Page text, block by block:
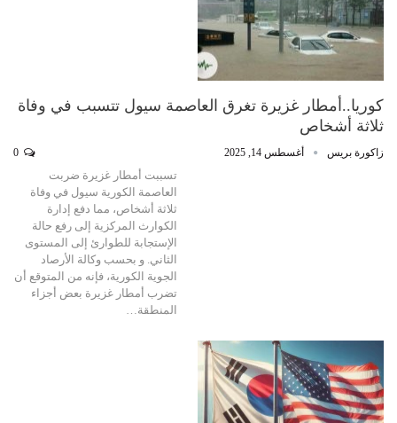
كوريا..أمطار غزيرة تغرق العاصمة سيول تتسبب في وفاة
ثلاثة أشخاص
زاكورة بريس أغسطس 14, 2025
تسببت أمطار غزيرة ضربت
العاصمة الكورية سيول في وفاة
ثلاثة أشخاص، مما دفع إدارة
الكوارث المركزية إلى رفع حالة
الإستجابة للطوارئ إلى المستوى
الثاني. و بحسب وكالة الأرصاد
الجوية الكورية، فإنه من المتوقع أن
تضرب أمطار غزيرة بعض أجزاء
المنطقة…